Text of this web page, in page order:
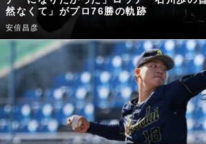
然なくて」がプロ76勝の軌跡
安倍昌彦